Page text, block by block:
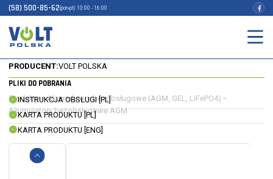
(58) 500-85-62(pon-pt) 10:00 - 16:00
Produkty–Akumulatory bezobsługowe (AGM, GEL, LiFePO4) –
Akumulatory bezobsługowe AGM
AKUMULATOR AGM 12V 20Ah VRLA
INDEKS:6AKUXAG020
PRODUCENT:VOLT POLSKA
PLIKI DO POBRANIA
INSTRUKCJA OBSŁUGI [PL]
KARTA PRODUKTU [PL]
KARTA PRODUKTU [ENG]